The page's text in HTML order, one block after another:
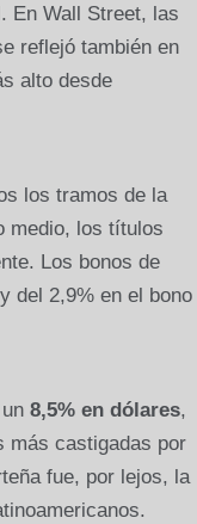
En Wall Street, las
reflejó también en
alto desde
los tramos de la
medio, los títulos
Los bonos de
del 2,9% en el bono
8,5% en dólares,
más castigadas por
fue, por lejos, la